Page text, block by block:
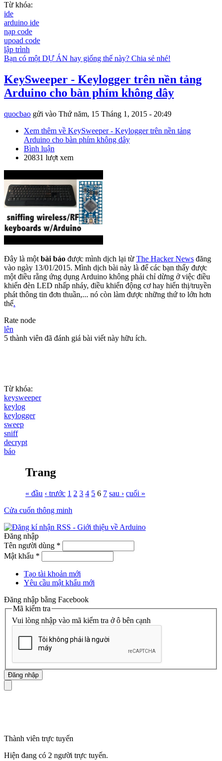
Từ khóa:
ide
arduino ide
nạp code
upoad code
lập trình
Bạn có một DỰ ÁN hay giống thế này? Chia sẻ nhé!
KeySweeper - Keylogger trên nền tảng
Arduino cho bàn phím không dây
quocbao gửi vào Thứ năm, 15 Tháng 1, 2015 - 20:49
Xem thêm về KeySweeper - Keylogger trên nền tảng
Arduino cho bàn phím không dây
Bình luận
20831 lượt xem
Đây là một bài báo được mình dịch lại từ The Hacker News đăng
vào ngày 13/01/2015. Mình dịch bài này là để các bạn thấy được
một điều rằng ứng dụng Arduino không phải chỉ dừng ở việc điều
khiển đèn LED nhấp nháy, điều khiển động cơ hay hiển thị/truyền
phát thông tin đơn thuần,... nó còn làm được những thứ to lớn hơn
thế.
Rate node
lên
5 thành viên đã đánh giá bài viết này hữu ích.
Từ khóa:
keysweeper
keylog
keylogger
sweep
sniff
decrypt
báo
Trang
« đầu ‹ trước 1 2 3 4 5 6 7 sau › cuối »
Cửa cuốn thông minh
Đăng nhập
Tên người dùng *
Mật khẩu *
Tạo tài khoản mới
Yêu cầu mật khẩu mới
Đăng nhập bằng Facebook
Mã kiểm tra
Vui lòng nhập vào mã kiểm tra ở ô bên cạnh
Thành viên trực tuyến
Hiện đang có 2 người trực tuyến.